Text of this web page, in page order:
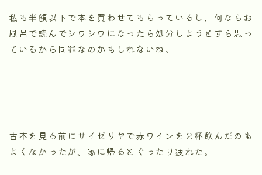
私も半額以下で本を買わせてもらっているし、何ならお
風呂で読んでシワシワになったら処分しようとすら思っ
ているから同罪なのかもしれないね。
古本を見る前にサイゼリヤで赤ワインを２杯飲んだのも
よくなかったが、家に帰るとぐったり疲れた。